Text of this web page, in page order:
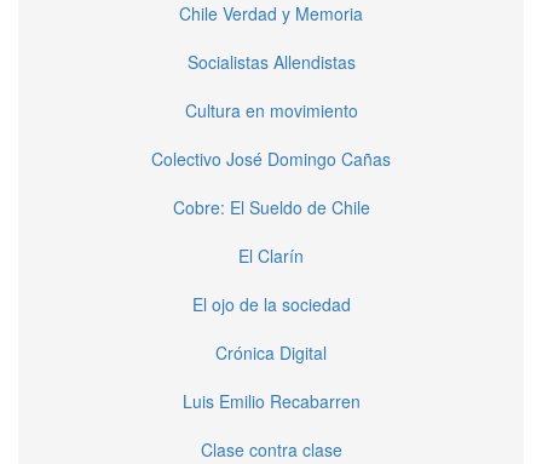
Chile Verdad y Memoria
Socialistas Allendistas
Cultura en movimiento
Colectivo José Domingo Cañas
Cobre: El Sueldo de Chile
El Clarín
El ojo de la sociedad
Crónica Digital
Luis Emilio Recabarren
Clase contra clase